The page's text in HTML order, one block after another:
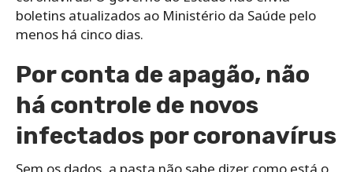
boletins atualizados ao Ministério da Saúde pelo
menos há cinco dias.
Por conta de apagão, não
há controle de novos
infectados por coronavírus
Sem os dados, a pasta não sabe dizer como está o